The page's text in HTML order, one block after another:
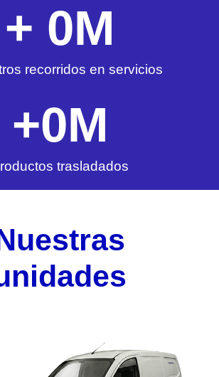
recorridos en servicios
+ 0M
trasladados
+0M